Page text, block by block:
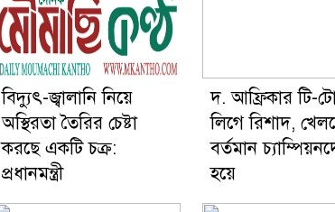
বিদ্যুৎ-জ্বালানি নিয়ে
অস্থিরতা তৈরির চেষ্টা
করছে একটি চক্র:
প্রধানমন্ত্রী
দ. আফ্রিকার টি-
লিগে রিশাদ,
বর্তমান
হয়ে